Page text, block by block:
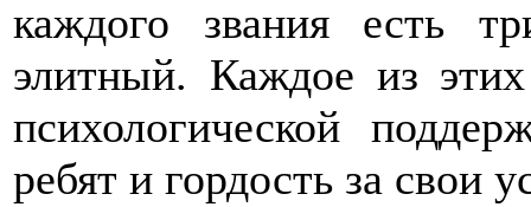
каждого звания есть
элитный. Каждое из
психологической
ребят и гордость за свои